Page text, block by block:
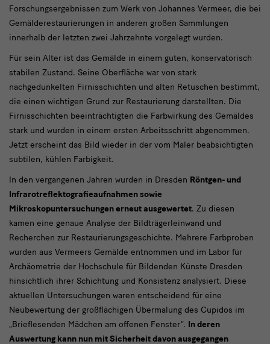
Forschungsergebnissen zum Werk von Johannes Vermeer, die bei
Gemälderestaurierungen in anderen großen Sammlungen
innerhalb der letzten zwei Jahrzehnte vorgelegt wurden.
Für sein Alter ist das Gemälde in einem guten, konservatorisch
stabilen Zustand. Seine Oberfläche war von stark
nachgedunkelten Firnisschichten und alten Retuschen bestimmt,
die einen wichtigen Grund zur Restaurierung darstellten. Die
Firnisschichten beeinträchtigten die Farbwirkung des Gemäldes
stark und wurden in einem ersten Arbeitsschritt abgenommen.
Jetzt erscheint das Bild wieder in der vom Maler beabsichtigten
subtilen, kühlen Farbigkeit.
In den vergangenen Jahren wurden in Dresden Röntgen- und
Infrarotreflektografieaufnahmen sowie
Mikroskopuntersuchungen erneut ausgewertet. Zu diesen
kamen eine genaue Analyse der Bildträgerleinwand und
Recherchen zur Restaurierungsgeschichte. Mehrere Farbproben
wurden aus Vermeers Gemälde entnommen und im Labor für
Archäometrie der Hochschule für Bildenden Künste Dresden
hinsichtlich ihrer Schichtung und Konsistenz analysiert. Diese
aktuellen Untersuchungen waren entscheidend für eine
Neubewertung der großflächigen Übermalung des Cupidos im
„Brieflesenden Mädchen am offenen Fenster“. In deren
Auswertung kann nun mit Sicherheit davon ausgegangen